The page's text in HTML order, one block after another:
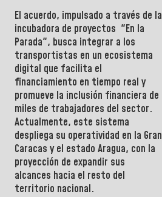
El acuerdo, impulsado a través de la
incubadora de proyectos "En la
Parada", busca integrar a los
transportistas en un ecosistema
digital que facilita el
financiamiento en tiempo real y
promueve la inclusión financiera de
miles de trabajadores del sector.
Actualmente, este sistema
despliega su operatividad en la Gran
Caracas y el estado Aragua, con la
proyección de expandir sus
alcances hacia el resto del
territorio nacional.